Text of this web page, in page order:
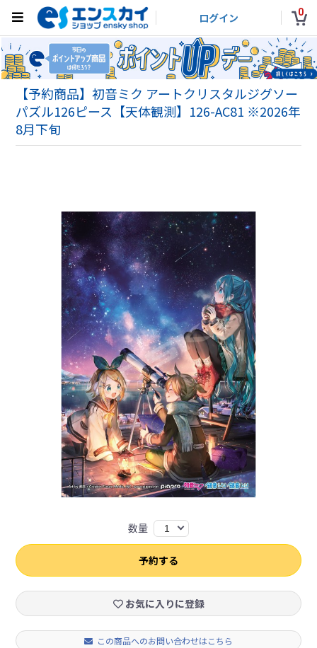
ログイン 0
【予約商品】初音ミク アートクリスタルジグソー
パズル126ピース【天体観測】126-AC81 ※2026年
8月下旬
数量 1
予約する
お気に入りに登録
この商品へのお問い合わせはこちら